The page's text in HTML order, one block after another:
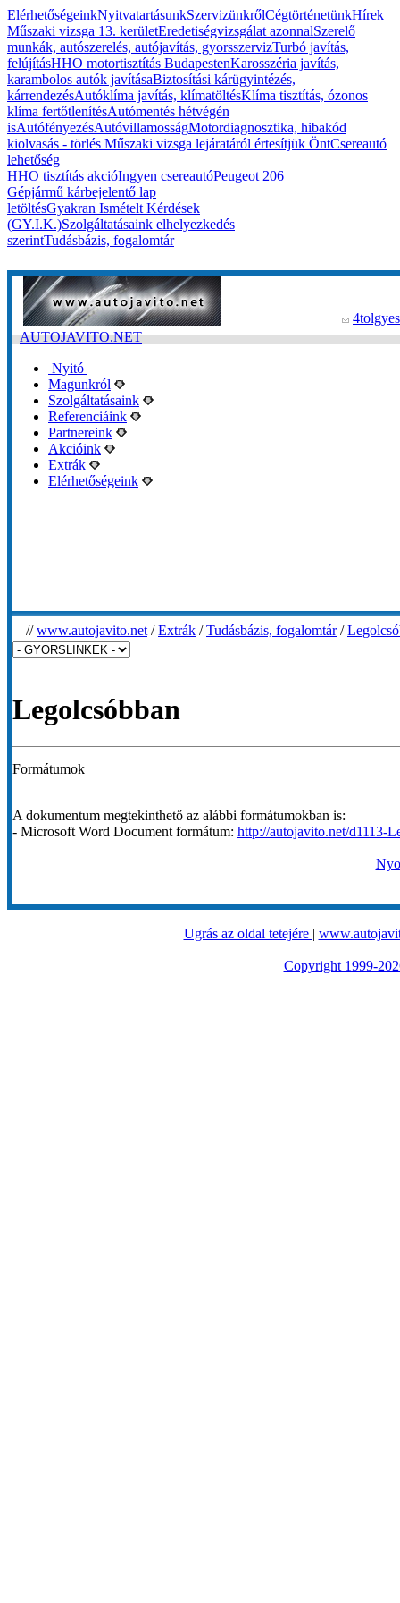
ElérhetőségeinkNyitvatartásunkSzervizünkrőlCégtörténetünkHírek
Műszaki vizsga 13. kerületEredetiségvizsgálat azonnalSzerelő
munkák, autószerelés, autójavítás, gyorsszervizTurbó javítás,
felújításHHO motortisztítás BudapestenKarosszéria javítás,
karambolos autók javításaBiztosítási kárügyintézés,
kárrendezésAutóklíma javítás, klímatöltésKlíma tisztítás, ózonos
klíma fertőtlenítésAutómentés hétvégén
isAutófényezésAutóvillamosságMotordiagnosztika, hibakód
kiolvasás - törlés Műszaki vizsga lejáratáról értesítjük ÖntCsereautó
lehetőség
HHO tisztítás akcióIngyen csereautóPeugeot 206
Gépjármű kárbejelentő lap
letöltésGyakran Ismételt Kérdések
(GY.I.K.)Szolgáltatásaink elhelyezkedés
szerintTudásbázis, fogalomtár
AUTOJAVITO.NET
Nyitó
Magunkról
Szolgáltatásaink
Referenciáink
Partnereink
Akcióink
Extrák
Elérhetőségeink
//www.autojavito.net /Extrák /Tudásbázis, fogalomtár/
Legolcsóbban
Formátumok
A dokumentum megtekinthető az alábbi formátumokban is:
- Microsoft Word Document formátum: http://autojavito.net/d1113-
Ugrás az oldal tetejére |
Copyright 1999-